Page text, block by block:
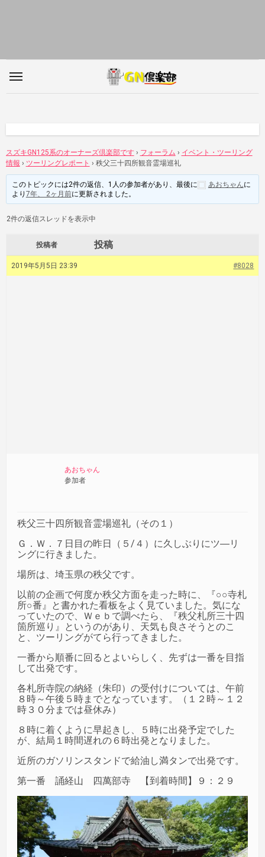
ス
スズキGN125系のオーナーズ倶楽部です › フォーラム › イベント・ツーリング
情報 › ツーリングレポート › 秩父三十四所観音霊場巡礼
このトピックには2件の返信、1人の参加者があり、最後に あおちゃんに
より 7年、 2ヶ月前に更新されました。
2件の返信スレッドを表示中
投稿者 投稿
2019年5月5日 23:39 #8028
あおちゃん
参加者
秩父三十四所観音霊場巡礼（その１）
Ｇ．Ｗ．７日目の昨日（５/４）に久しぶりにツ―リ
ングに行きました。
場所は、埼玉県の秩父です。
以前の企画で何度か秩父方面を走った時に、『○○寺札
所○番』と書かれた看板をよく見ていました。気にな
っていたので、Ｗｅｂで調べたら、『秩父札所三十四
箇所巡り』というのがあり、天気も良さそうとのこ
と、ツーリングがてら行ってきました。
一番から順番に回るとよいらしく、先ずは一番を目指
して出発です。
各札所寺院の納経（朱印）の受付けについては、午前
８時～午後５時までとなっています。（１２時～１２
時３０分までは昼休み）
８時に着くように早起きし、５時に出発予定でした
が、結局１時間遅れの６時出発となりました。
近所のガソリンスタンドで給油し満タンで出発です。
第一番 誦経山 四萬部寺 【到着時間】９：２９